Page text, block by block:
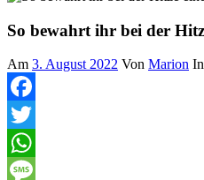
So bewahrt ihr bei der
Am 3. August 2022 Von Marion In
Facebook
Twitter
WhatsApp